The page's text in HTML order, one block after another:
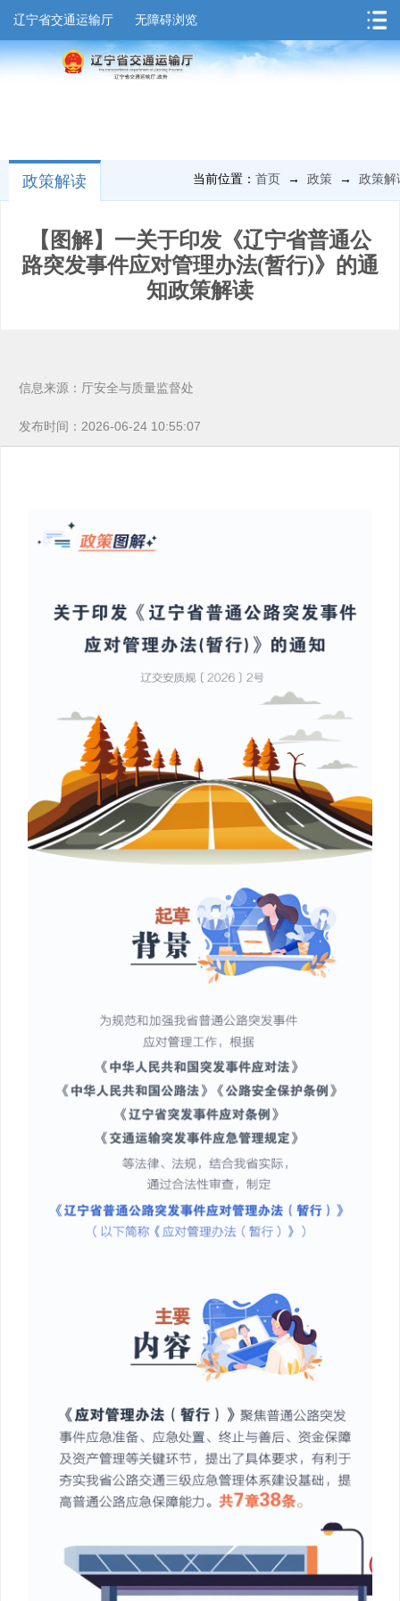
辽宁省交通运输厅 无障碍浏览
政策解读 当前位置： 首页 → 政策 → 政策解
【图解】一关于印发《辽宁省普通公
路突发事件应对管理办法(暂行)》的通
知政策解读
信息来源：厅安全与质量监督处
发布时间：2026-06-24 10:55:07